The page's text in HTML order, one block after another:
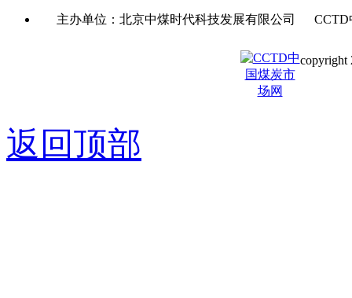
主办单位：北京中煤时代科技发展有限公司
copyright
返回顶部